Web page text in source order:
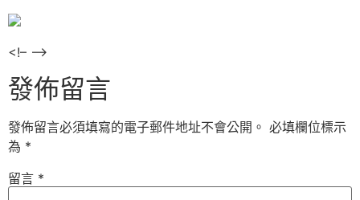
<!– –>
發佈留言
發佈留言必須填寫的電子郵件地址不會公開。 必填欄位標示
為 *
留言 *